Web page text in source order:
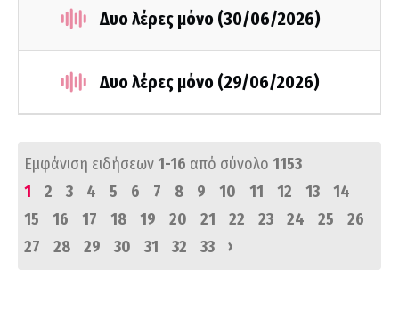
Δυο λέρες μόνο (30/06/2026)
Δυο λέρες μόνο (29/06/2026)
Εμφάνιση ειδήσεων1-16 από σύνολο 1153
1
2 3 4 5 6 7 8 9 10 11 12 13
14
15
16 17 18 19 20 21 22 23 24 25
26
27
28 29 30 31 32 33 ›